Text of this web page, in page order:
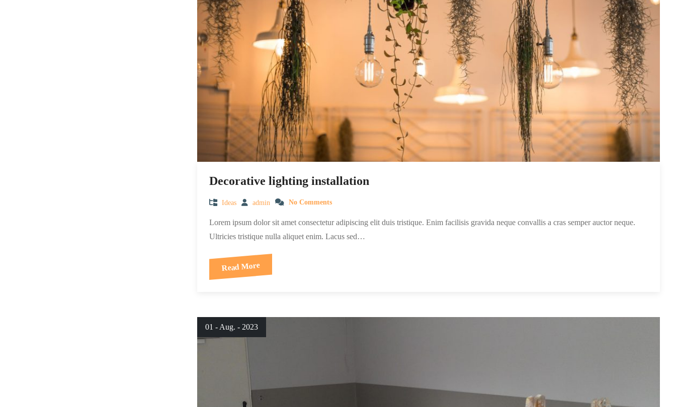
Decorative lighting installation
Ideas admin No Comments
Lorem ipsum dolor sit amet consectetur adipiscing elit duis tristique. Enim facilisis gravida neque convallis a cras semper auctor neque.
Ultricies tristique nulla aliquet enim. Lacus sed…
Read More
01 - Aug. - 2023